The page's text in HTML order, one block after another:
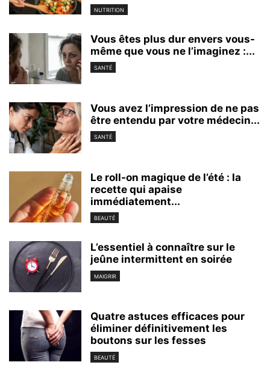
NUTRITION
Vous êtes plus dur envers vous-
même que vous ne l’imaginez :...
SANTÉ
Vous avez l’impression de ne pas
être entendu par votre médecin...
SANTÉ
Le roll-on magique de l’été : la
recette qui apaise
immédiatement...
BEAUTÉ
L’essentiel à connaître sur le
jeûne intermittent en soirée
MAIGRIR
Quatre astuces efficaces pour
éliminer définitivement les
boutons sur les fesses
BEAUTÉ